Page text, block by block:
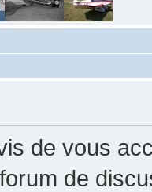
de vous
de